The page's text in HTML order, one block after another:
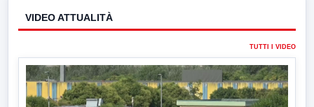
VIDEO ATTUALITÀ
TUTTI I VIDEO